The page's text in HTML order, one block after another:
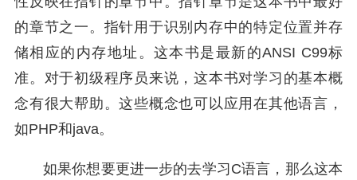
的章节之一。指针用于识别内存中的特定位置并存
储相应的内存地址。这本书是最新的ANSI C99标
准。对于初级程序员来说，这本书对学习的基本概
念有很大帮助。这些概念也可以应用在其他语言，
如PHP和java。
如果你想要更进一步的去学习C语言，那么这本